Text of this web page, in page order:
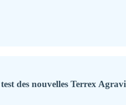
des nouvelles Terrex